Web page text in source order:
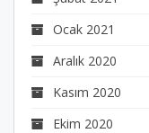
Ocak 2021
Aralık 2020
Kasım 2020
Ekim 2020